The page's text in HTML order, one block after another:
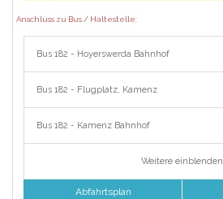
Anschluss zu Bus / Haltestelle:
Bus 182 - Hoyerswerda Bahnhof
Bus 182 - Flugplatz, Kamenz
Bus 182 - Kamenz Bahnhof
Weitere einblenden
Abfahrtsplan